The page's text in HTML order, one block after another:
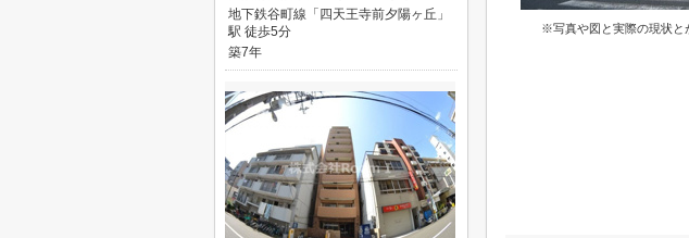
※写真や図と実際の現状と
地下鉄谷町線「四天王寺前夕陽ヶ丘」
駅 徒歩5分
築7年